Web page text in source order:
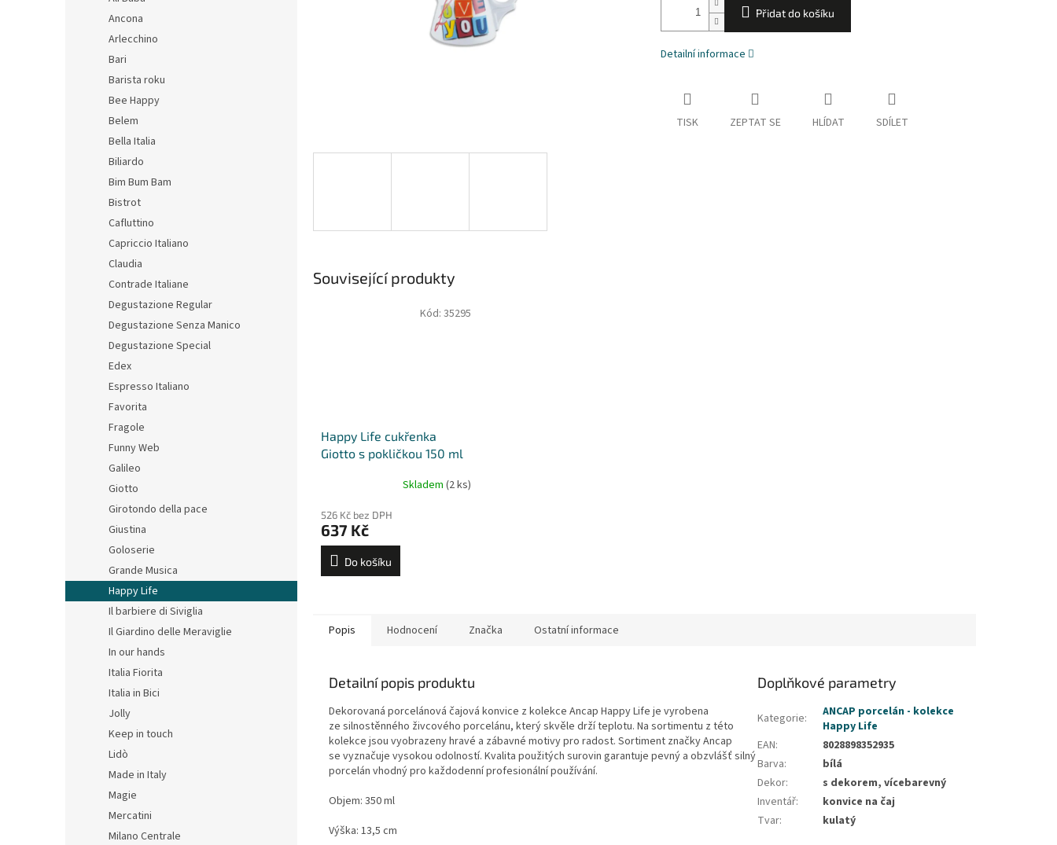
Ancona
Arlecchino
Bari
Barista roku
Bee Happy
Belem
Bella Italia
Biliardo
Bim Bum Bam
Bistrot
Cafluttino
Capriccio Italiano
Claudia
Contrade Italiane
Degustazione Regular
Degustazione Senza Manico
Degustazione Special
Edex
Espresso Italiano
Favorita
Fragole
Funny Web
Galileo
Giotto
Girotondo della pace
Giustina
Goloserie
Grande Musica
Happy Life
Il barbiere di Siviglia
Il Giardino delle Meraviglie
In our hands
Italia Fiorita
Italia in Bici
Jolly
Keep in touch
Lidò
Made in Italy
Magie
Mercatini
Milano Centrale
Přidat do košíku
Detailní informace
TISK ZEPTAT SE HLÍDAT SDÍLET
Související produkty
Happy Life cukřenka
Giotto s pokličkou 150 ml
Skladem (2 ks)
526 Kč bez DPH
637 Kč
Do košíku
Kód: 35295
Popis Hodnocení Značka Ostatní informace
Detailní popis produktu
Dekorovaná porcelánová čajová konvice z kolekce Ancap Happy Life je vyrobena
ze silnostěnného živcového porcelánu, který skvěle drží teplotu. Na sortimentu z této
kolekce jsou vyobrazeny hravé a zábavné motivy pro radost. Sortiment značky Ancap
se vyznačuje vysokou odolností. Kvalita použitých surovin garantuje pevný a obzvlášť silný
porcelán vhodný pro každodenní profesionální používání.
Objem: 350 ml
Výška: 13,5 cm
Doplňkové parametry
Kategorie:
ANCAP porcelán - kolekce
Happy Life
EAN:
8028898352935
Barva:
bílá
Dekor:
s dekorem, vícebarevný
Inventář:
konvice na čaj
Tvar: kulatý